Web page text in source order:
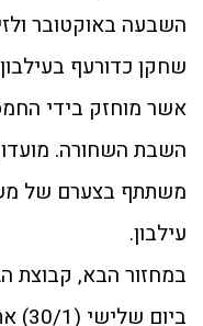
השבעה באוקטובר
שחקן כדורעף
אשר מוחזק בידי
השבת השחורה.
משתתף בצערם של
עילבון.
במחזור הבא, קבוצת